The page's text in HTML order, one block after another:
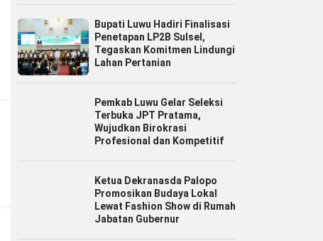
Bupati Luwu Hadiri Finalisasi
Penetapan LP2B Sulsel,
Tegaskan Komitmen Lindungi
Lahan Pertanian
Pemkab Luwu Gelar Seleksi
Terbuka JPT Pratama,
Wujudkan Birokrasi
Profesional dan Kompetitif
Ketua Dekranasda Palopo
Promosikan Budaya Lokal
Lewat Fashion Show di Rumah
Jabatan Gubernur